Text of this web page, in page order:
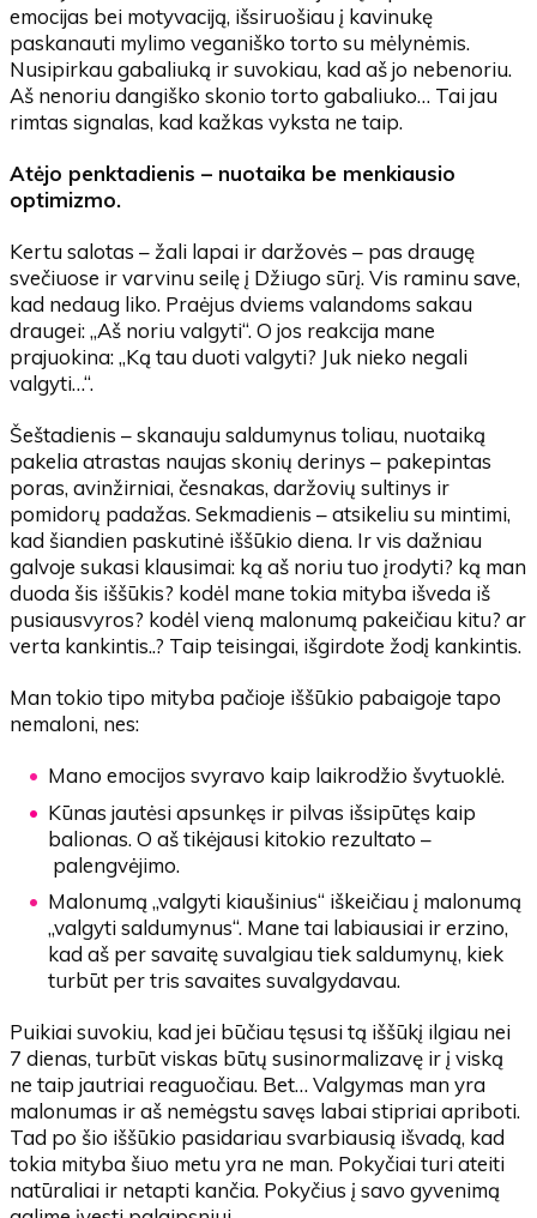
emocijas bei motyvaciją, išsiruošiau į kavinukę
paskanauti mylimo veganiško torto su mėlynėmis.
Nusipirkau gabaliuką ir suvokiau, kad aš jo nebenoriu.
Aš nenoriu dangiško skonio torto gabaliuko… Tai jau
rimtas signalas, kad kažkas vyksta ne taip.
Atėjo penktadienis – nuotaika be menkiausio
optimizmo.
Kertu salotas – žali lapai ir daržovės – pas draugę
svečiuose ir varvinu seilę į Džiugo sūrį. Vis raminu save,
kad nedaug liko. Praėjus dviems valandoms sakau
draugei: „Aš noriu valgyti“. O jos reakcija mane
prajuokina: „Ką tau duoti valgyti? Juk nieko negali
valgyti…“.
Šeštadienis – skanauju saldumynus toliau, nuotaiką
pakelia atrastas naujas skonių derinys – pakepintas
poras, avinžirniai, česnakas, daržovių sultinys ir
pomidorų padažas. Sekmadienis – atsikeliu su mintimi,
kad šiandien paskutinė iššūkio diena. Ir vis dažniau
galvoje sukasi klausimai: ką aš noriu tuo įrodyti? ką man
duoda šis iššūkis? kodėl mane tokia mityba išveda iš
pusiausvyros? kodėl vieną malonumą pakeičiau kitu? ar
verta kankintis..? Taip teisingai, išgirdote žodį kankintis.
Man tokio tipo mityba pačioje iššūkio pabaigoje tapo
nemaloni, nes:
Mano emocijos svyravo kaip laikrodžio švytuoklė.
Kūnas jautėsi apsunkęs ir pilvas išsipūtęs kaip
balionas. O aš tikėjausi kitokio rezultato –
palengvėjimo.
Malonumą „valgyti kiaušinius“ iškeičiau į malonumą
„valgyti saldumynus“. Mane tai labiausiai ir erzino,
kad aš per savaitę suvalgiau tiek saldumynų, kiek
turbūt per tris savaites suvalgydavau.
Puikiai suvokiu, kad jei būčiau tęsusi tą iššūkį ilgiau nei
7 dienas, turbūt viskas būtų susinormalizavę ir į viską
ne taip jautriai reaguočiau. Bet… Valgymas man yra
malonumas ir aš nemėgstu savęs labai stipriai apriboti.
Tad po šio iššūkio pasidariau svarbiausią išvadą, kad
tokia mityba šiuo metu yra ne man. Pokyčiai turi ateiti
natūraliai ir netapti kančia. Pokyčius į savo gyvenimą